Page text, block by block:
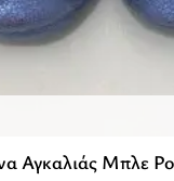
Αγκαλιάς Μπλε